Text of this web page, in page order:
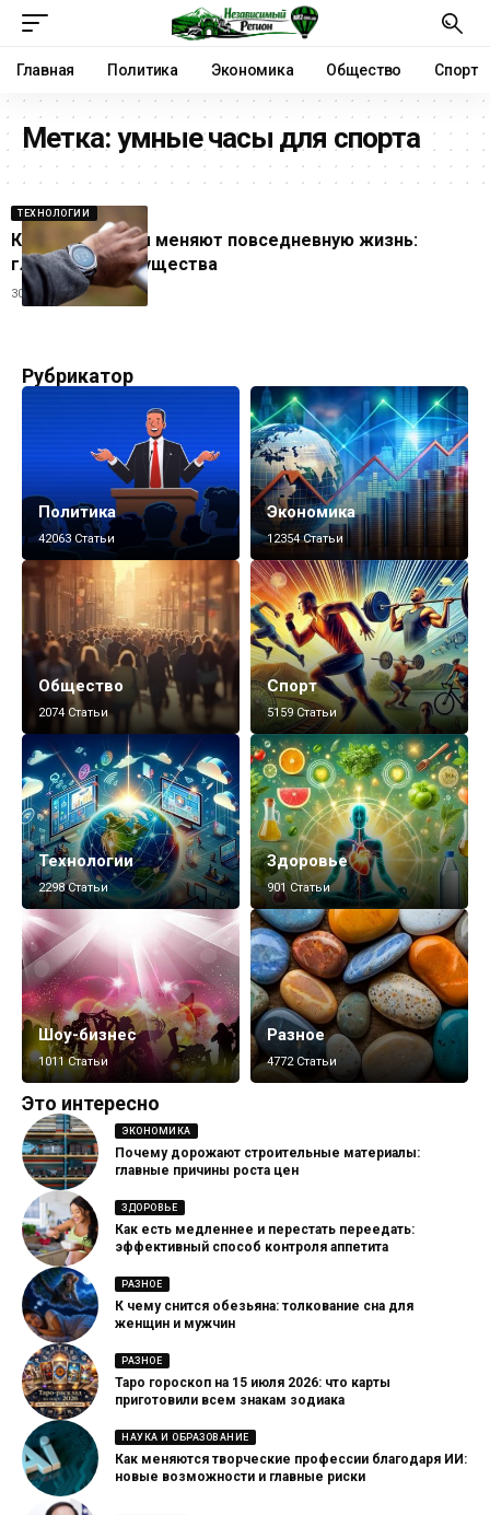
Главная Политика Экономика Общество Спорт
Метка: умные часы для спорта
ТЕХНОЛОГИИ
Как умные часы меняют повседневную жизнь:
главные преимущества
30.06.2026
Рубрикатор
Политика
42063 Статьи
Экономика
12354 Статьи
Общество
2074 Статьи
Спорт
5159 Статьи
Технологии
2298 Статьи
Здоровье
901 Статьи
Шоу-бизнес
1011 Статьи
Разное
4772 Статьи
Это интересно
ЭКОНОМИКА
Почему дорожают строительные материалы:
главные причины роста цен
ЗДОРОВЬЕ
Как есть медленнее и перестать переедать:
эффективный способ контроля аппетита
РАЗНОЕ
К чему снится обезьяна: толкование сна для
женщин и мужчин
РАЗНОЕ
Таро гороскоп на 15 июля 2026: что карты
приготовили всем знакам зодиака
НАУКА И ОБРАЗОВАНИЕ
Как меняются творческие профессии благодаря ИИ:
новые возможности и главные риски